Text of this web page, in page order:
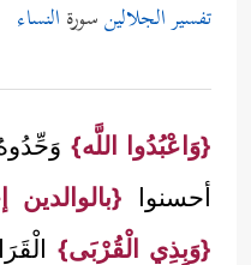
تفسير الجلالينسورة النساء
{وَاعْبُدُوا اللَّه}
أحسنوا {بالوالدين
{وَبِذِي الْقُرْبَى}